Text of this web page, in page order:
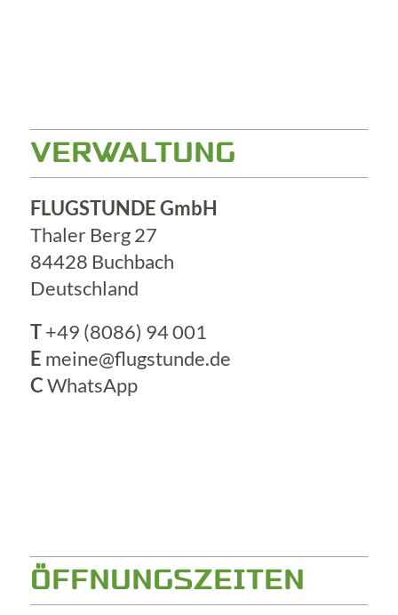
VERWALTUNG
FLUGSTUNDE GmbH
Thaler Berg 27
84428 Buchbach
Deutschland
T +49 (8086) 94 001
E meine@flugstunde.de
CWhatsApp
ÖFFNUNGSZEITEN